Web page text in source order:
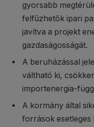
gyorsabb
felfűzhetők ipari
javítva a projekt
gazdaságosságát.
A beruházással
váltható ki,
importenergia-
A kormány által
források esetleges